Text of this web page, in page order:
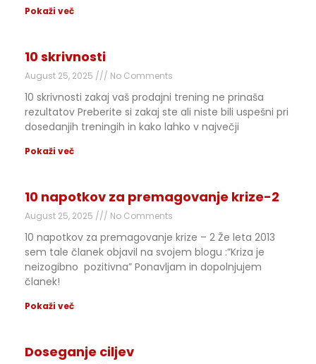
Pokaži več
10 skrivnosti
August 25, 2025 No Comments
10 skrivnosti zakaj vaš prodajni trening ne prinaša
rezultatov Preberite si zakaj ste ali niste bili uspešni pri
dosedanjih treningih in kako lahko v največji
Pokaži več
10 napotkov za premagovanje krize-2
August 25, 2025 No Comments
10 napotkov za premagovanje krize – 2 Že leta 2013
sem tale članek objavil na svojem blogu :”Kriza je
neizogibno pozitivna” Ponavljam in dopolnjujem
članek!
Pokaži več
Doseganje ciljev